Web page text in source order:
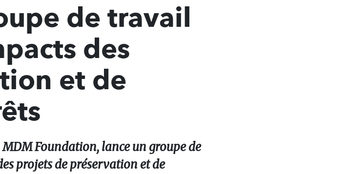
de travail
des
et de
Foundation, lance un groupe de
projets de préservation et de